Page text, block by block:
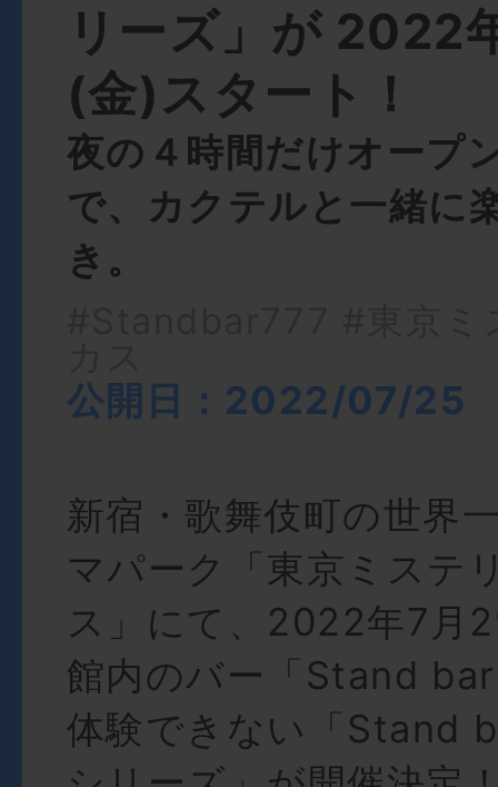
リーズ」が 2022
(金)スタート！
夜の４時間だけオープ
で、カクテルと一緒に
き。
公開日：2022/07/25
新宿・歌舞伎町の世界
マパーク「東京ミステ
ス」にて、2022年7月
館内のバー「Stand
体験できない「Stand